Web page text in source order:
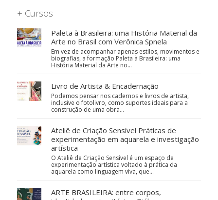
+ Cursos
Paleta à Brasileira: uma História Material da
Arte no Brasil com Verônica Spnela
Em vez de acompanhar apenas estilos, movimentos e
biografias, a formação Paleta à Brasileira: uma
História Material da Arte no…
Livro de Artista & Encadernação
Podemos pensar nos cadernos e livros de artista,
inclusive o fotolivro, como suportes ideais para a
construção de uma obra…
Ateliê de Criação Sensível Práticas de
experimentação em aquarela e investigação
artística
O Ateliê de Criação Sensível é um espaço de
experimentação artística voltado à prática da
aquarela como linguagem viva, que…
ARTE BRASILEIRA: entre corpos,